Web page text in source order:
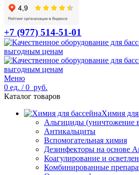
+7 (977) 514-51-01
Меню
0 ед. / 0 руб.
Каталог товаров
Химия для
Альгициды (уничтожение
Антикальциты
Вспомогательная химия
Дезинфекторы на основе
Коагулирование и
Комбинированные